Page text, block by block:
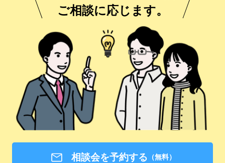
ご相談に応じます。
相談会を予約する （無料）